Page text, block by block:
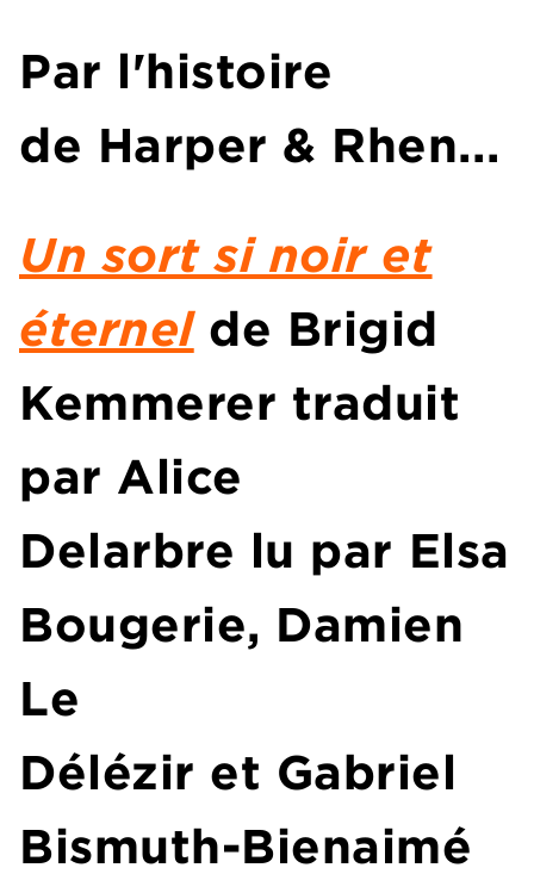
Par l'histoire
de Harper & Rhen...
Un sort si noir et
éternelde Brigid
Kemmerer traduit
par Alice
Delarbre lu par Elsa
Bougerie, Damien
Le
Délézir et Gabriel
Bismuth-Bienaimé